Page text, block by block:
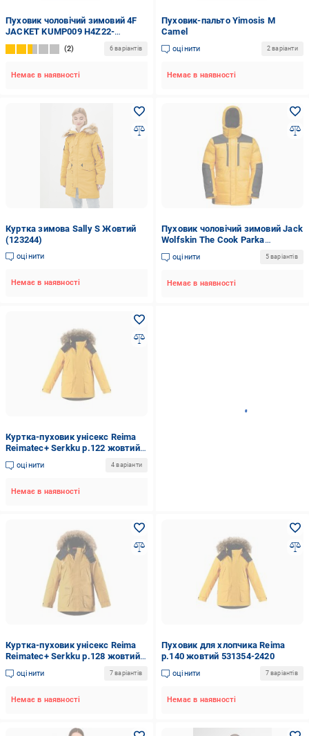
Пуховик чоловічий зимовий 4F
JACKET KUMP009 H4Z22-
KUMP009-71S р.2XL жовто-
чорний
2 6 варіантів
Немає в наявності
Пуховик-пальто Yimosis M
Camel
оцінити 2 варіанти
Немає в наявності
Куртка зимова Sally S Жовтий
(123244)
оцінити
Немає в наявності
Пуховик чоловічий зимовий Jack
Wolfskin The Cook Parka
1201914-3802 р.S жовтий
оцінити 5 варіантів
Немає в наявності
Куртка-пуховик унісекс Reima
Reimatec+ Serkku р.122 жовтий
531354-2420
оцінити 4 варіанти
Немає в наявності
Куртка-пуховик унісекс Reima
Reimatec+ Serkku р.128 жовтий
531354-2510
оцінити 7 варіантів
Немає в наявності
Пуховик для хлопчика Reima
р.140 жовтий 531354-2420
оцінити 7 варіантів
Немає в наявності